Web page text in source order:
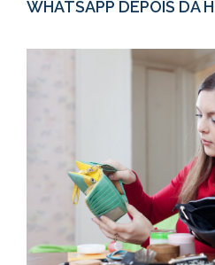
WHATSAPP DEPOIS DA